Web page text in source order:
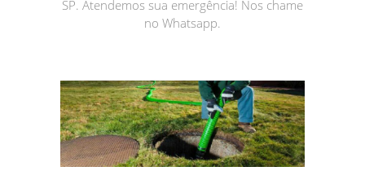
SP. Atendemos sua emergência! Nos chame
no Whatsapp.